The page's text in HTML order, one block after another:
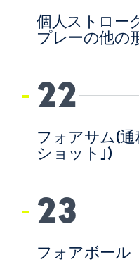
個人ストロー
プレーの他の
22
フォアサム(通
ショット｣)
23
フォアボール